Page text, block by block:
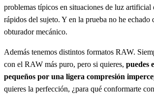
problemas típicos en situaciones de luz
rápidos del sujeto. Y en la prueba no he echado
obturador mecánico.
Además tenemos distintos formatos RAW.
con el RAW más puro, pero si quieres, puedes
pequeños por una ligera compresión
quieres la perfección, ¿para qué conformarte